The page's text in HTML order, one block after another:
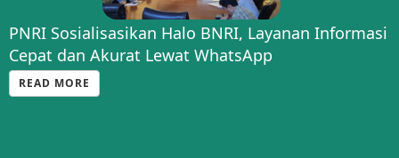
PNRI Sosialisasikan Halo BNRI, Layanan Informasi
Cepat dan Akurat Lewat WhatsApp
READ MORE